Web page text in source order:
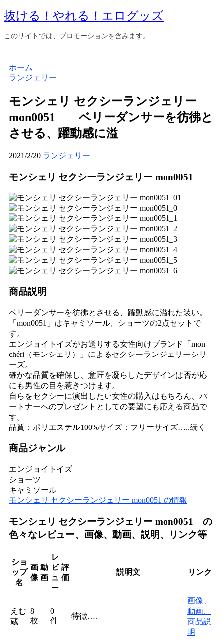
抜ける！やれる！エログッズ
このサイトでは、プロモーションを含みます。
ホーム
ランジェリー
モンシェリ セクシーランジェリー
mon0051 ベリーダンサーを彷彿と
させる、躍動感に溢
2021/2/20 ランジェリー
モンシェリ セクシーランジェリー mon0051
商品説明
ベリーダンサーを彷彿とさせる、躍動感に溢れた装い。
「mon0051」はキャミソール、ショーツの2点セットで
す。
エンジョイトイズがお送りする女性向けブランド「mon
chéri（モンシェリ）」によるセクシーランジェリーシリ
ーズ。
確かな品質を確保し、意匠を凝らしたデザインは否が応
にも男性の目を惹きつけます。
自らをセクシーに演出したい女性の購入はもちろん、パ
ートナーへのプレゼントとしての要望にも応える商品で
す。
品質：ポリエステル100%サイズ：フリーサイズ…..続く
商品ジャンル
エンジョイトイズ
ショーツ
キャミソール
モンシェリ セクシーランジェリー mon0051 の情報
モンシェリ セクシーランジェリー mon0051 の
色々なレビュー、画像、動画、説明、リンク等
ショ
ップ
名
画
像
動
画
レ
ビ
ュ
ー
評
価
説明文 リンク
えむ
蔵
8
枚
0
件
特徴….
画像、
動画、
商品説
明